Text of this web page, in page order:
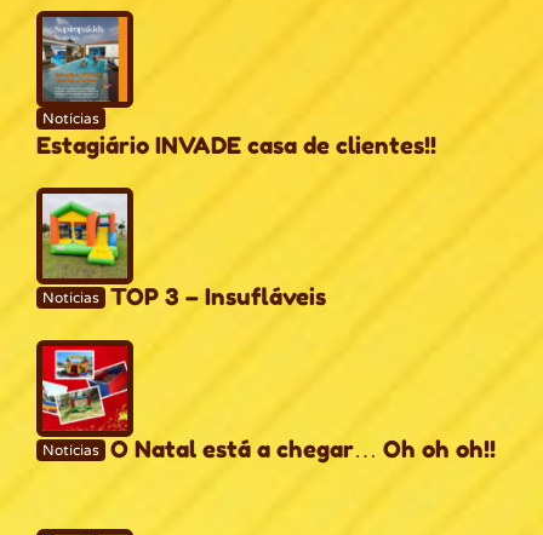
Notícias
Estagiário INVADE casa de clientes!!
Notícias TOP 3 – Insufláveis
Notícias O Natal está a chegar… Oh oh oh!!